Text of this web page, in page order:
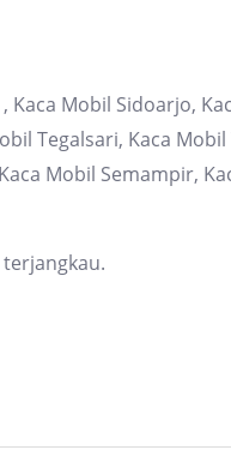
Kaca Mobil Sidoarjo,
Tegalsari, Kaca
Mobil Semampir,